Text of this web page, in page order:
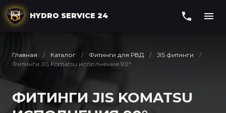
HYDRO SERVICE 24
Главная Каталог Фитинги для РВД
JIS фитинги
Фитинги JIS Komatsu исполнения 90°
ФИТИНГИ JIS KOMATSU